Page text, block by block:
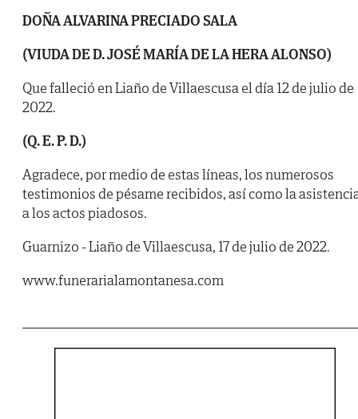
DOÑA ALVARINA PRECIADO SALA
(VIUDA DE D. JOSÉ MARÍA DE LA HERA ALONSO)
Que falleció en Liaño de Villaescusa el día 12 de julio de
2022.
(Q. E. P. D.)
Agradece, por medio de estas líneas, los numerosos
testimonios de pésame recibidos, así como la
a los actos piadosos.
Guarnizo - Liaño de Villaescusa, 17 de julio de 2022.
www.funerarialamontanesa.com